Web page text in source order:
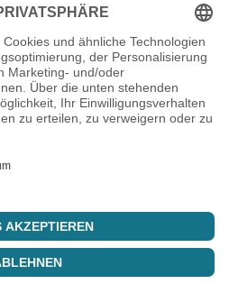
Hosting, Server, Support und
Jobs